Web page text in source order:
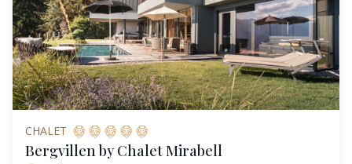
CHALET
Bergvillen by Chalet Mirabell